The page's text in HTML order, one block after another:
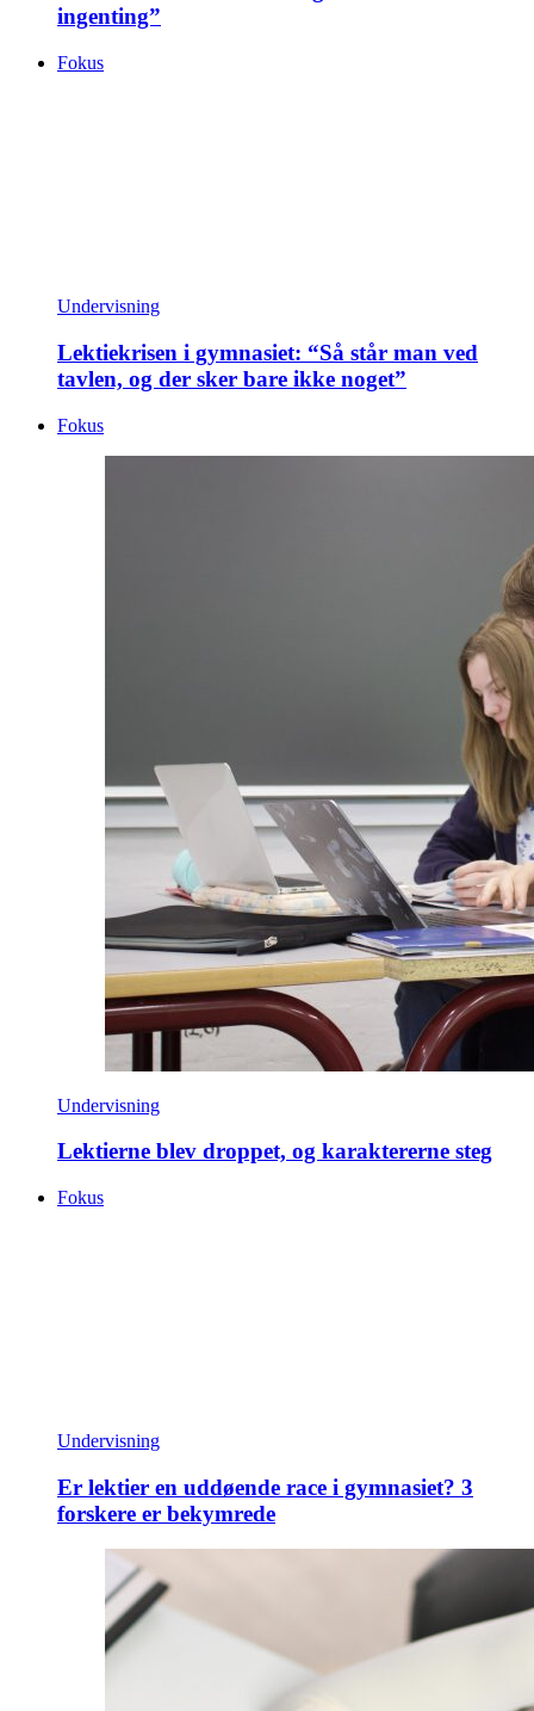
ingenting”
Fokus
Undervisning
Lektiekrisen i gymnasiet: “Så står man ved
tavlen, og der sker bare ikke noget”
Fokus
Undervisning
Lektierne blev droppet, og karaktererne steg
Fokus
Undervisning
Er lektier en uddøende race i gymnasiet? 3
forskere er bekymrede